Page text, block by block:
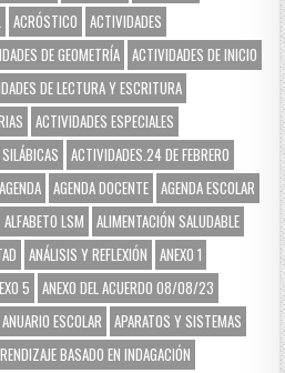
ACRÓSTICO
ACTIVIDADES
DE GEOMETRÍA ACTIVIDADES DE INICIO
DE LECTURA Y ESCRITURA
ACTIVIDADES ESPECIALES
ACTIVIDADES.24 DE FEBRERO
AGENDA AGENDA DOCENTE AGENDA ESCOLAR
ALFABETO LSM
ALIMENTACIÓN SALUDABLE
ANÁLISIS Y REFLEXIÓN
ANEXO 1
5
ANEXO DEL ACUERDO 08/08/23
ANUARIO ESCOLAR
APARATOS Y SISTEMAS
BASADO EN INDAGACIÓN